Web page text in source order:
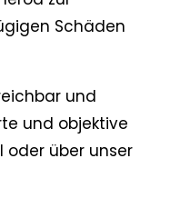
Schäden
und
und objektive
oder über unser